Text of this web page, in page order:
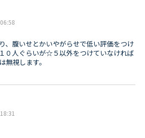
、腹いせとかいやがらせで低い評価をつけ
０人ぐらいが☆５以外をつけていなければ
無視します。